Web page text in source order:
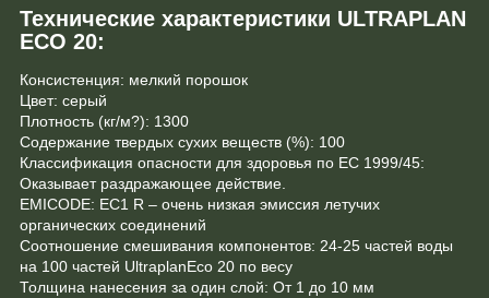
Технические характеристики ULTRAPLAN
ECO 20:
Консистенция: мелкий порошок
Цвет: серый
Плотность (кг/м?): 1300
Содержание твердых сухих веществ (%): 100
Классификация опасности для здоровья по EC 1999/45:
Оказывает раздражающее действие.
EMICODE: EC1 R – очень низкая эмиссия летучих
органических соединений
Соотношение смешивания компонентов: 24-25 частей воды
на 100 частей UltraplanEco 20 по весу
Толщина нанесения за один слой: От 1 до 10 мм